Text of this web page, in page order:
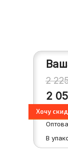
2
2
В